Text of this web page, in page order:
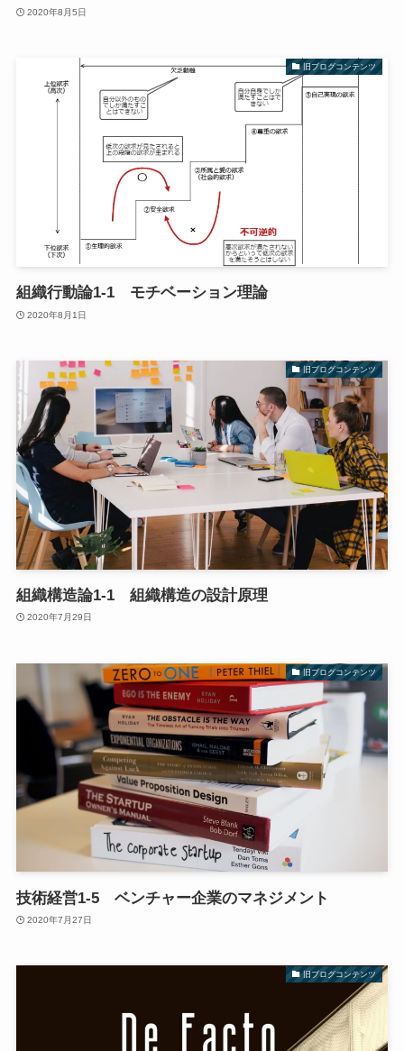
2020年8月5日
旧ブログコンテンツ
組織行動論1-1 モチベーション理論
2020年8月1日
旧ブログコンテンツ
組織構造論1-1 組織構造の設計原理
2020年7月29日
旧ブログコンテンツ
技術経営1-5 ベンチャー企業のマネジメント
2020年7月27日
旧ブログコンテンツ